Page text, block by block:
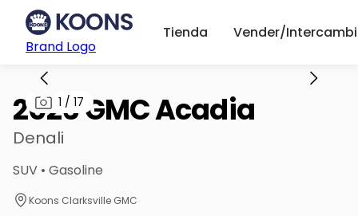
Brand Logo
Tienda Vender/
1 / 17
2026 GMC Acadia
Denali
SUV • Gasoline
Koons Clarksville GMC